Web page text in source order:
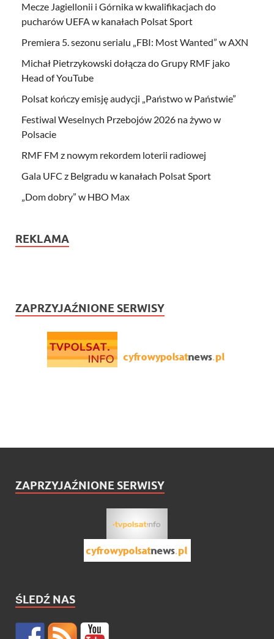
Mecze Jagiellonii i Górnika w kwalifikacjach do
pucharów UEFA w kanałach Polsat Sport
Premiera 5. sezonu serialu „FBI: Most Wanted” w AXN
Michał Pietrzykowski dołącza do Grupy RMF jako
Head of YouTube
Polsat kończy emisję audycji „Państwo w Państwie”
Festiwal Weselnych Przebojów 2026 na żywo w
Polsacie
RMF FM z nowym rekordem loterii radiowej
Gala UFC z Belgradu w kanałach Polsat Sport
„Dom dobry” w HBO Max
REKLAMA
ZAPRZYJAŹNIONE SERWISY
ZAPRZYJAŹNIONE SERWISY
ŚLEDŹ NAS